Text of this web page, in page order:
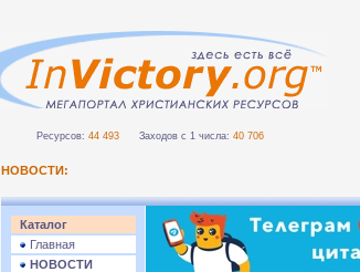
Ресурсов: 44 493 Заходов с 1 числа: 40 706
НОВОСТИ:
Каталог
Главная
НОВОСТИ